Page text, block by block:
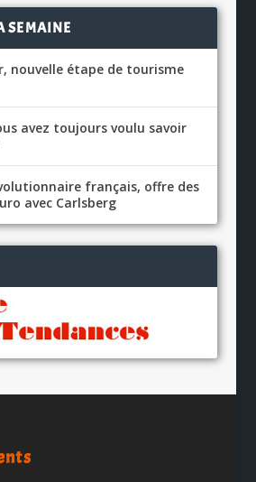
SEMAINE
nouvelle étape de tourisme
avez toujours voulu savoir
français, offre des
avec Carlsberg